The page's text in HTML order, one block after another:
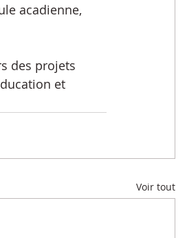
acadienne,
des projets
et
Voir tout